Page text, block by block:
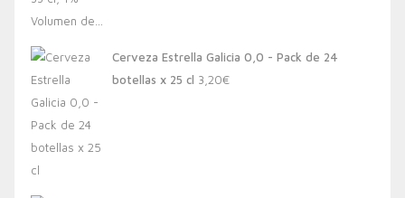
Cerveza Estrella Galicia 0,0 - Pack de 24
botellas x 25 cl 3,20€